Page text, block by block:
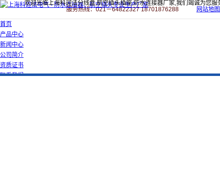
欢迎光临上海科迎法分线盒,航空插头插座,防水连接器厂家,我们竭诚为您服
服务热线：021－64822327 18701876288
网站地图
首页
产品中心
新闻中心
公司简介
资质证书
联系我们